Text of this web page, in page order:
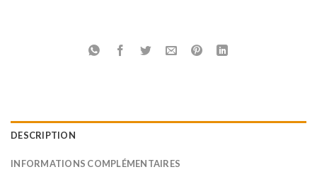
DESCRIPTION
INFORMATIONS COMPLÉMENTAIRES